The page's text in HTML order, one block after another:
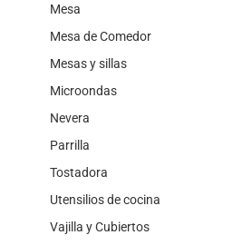
Mesa
Mesa de Comedor
Mesas y sillas
Microondas
Nevera
Parrilla
Tostadora
Utensilios de cocina
Vajilla y Cubiertos